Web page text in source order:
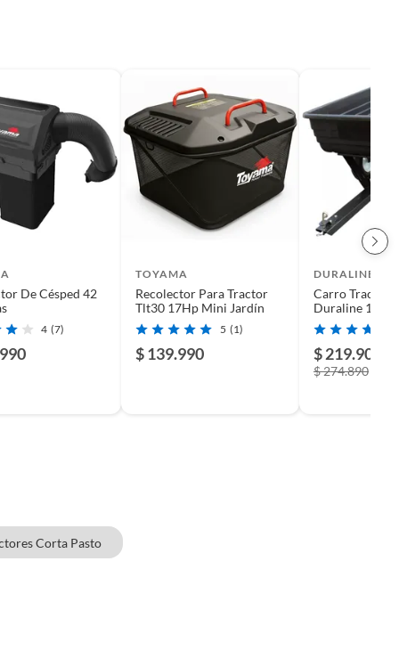
De Césped 42
4 (7)
TOYAMA
Recolector Para Tractor
Tlt30 17Hp Mini Jardín
5 (1)
$ 139.990
DURALINE
Carro Tractor
Duraline
$ 219.900
$ 274.890
Corta Pasto